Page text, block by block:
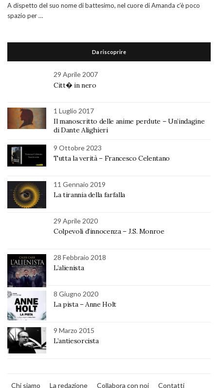
A dispetto del suo nome di battesimo, nel cuore di Amanda c’è poco
spazio per …
Da riscoprire
29 Aprile 2007
Citt� in nero
1 Luglio 2017
Il manoscritto delle anime perdute – Un’indagine
di Dante Alighieri
9 Ottobre 2023
Tutta la verità – Francesco Celentano
11 Gennaio 2019
La tirannia della farfalla
29 Aprile 2020
Colpevoli d’innocenza – J.S. Monroe
28 Febbraio 2018
L’alienista
8 Giugno 2020
La pista – Anne Holt
9 Marzo 2015
L’antiesorcista
Chi siamo La redazione Collabora con noi Contatti